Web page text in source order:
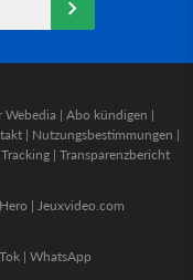
Webedia | Abo kündigen |
| Nutzungsbestimmungen |
| Transparenzbericht
| Jeuxvideo.com
| WhatsApp